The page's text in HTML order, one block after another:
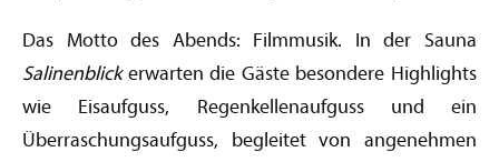
Das Motto des Abends: Filmmusik. In der Sauna
Salinenblickerwarten die Gäste besondere Highlights
wie Eisaufguss, Regenkellenaufguss und ein
Überraschungsaufguss, begleitet von angenehmen